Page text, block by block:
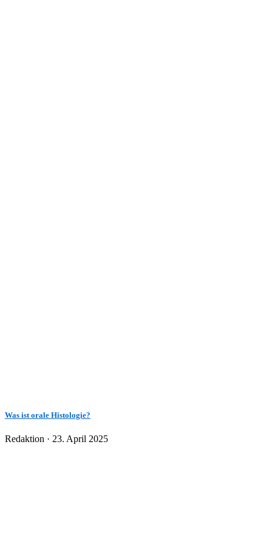
Was ist orale Histologie?
Redaktion · Veröffentlicht
23. April 2025